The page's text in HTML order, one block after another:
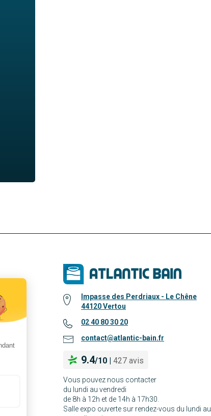
Impasse des Perdriaux - Le Chêne
44120 Vertou
02 40 80 30 20
contact@atlantic-bain.fr
9.4/10 427 avis
Vous pouvez nous contacter
du lundi au vendredi
de 8h à 12h et de 14h à 17h30.
Salle expo ouverte sur rendez-vous du lundi au